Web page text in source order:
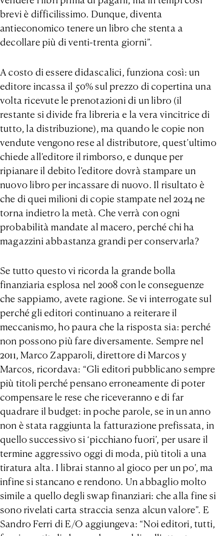
brevi è difficilissimo. Dunque, diventa
antieconomico tenere un libro che stenta a
decollare più di venti-trenta giorni”.
A costo di essere didascalici, funziona così: un
editore incassa il 50% sul prezzo di copertina una
volta ricevute le prenotazioni di un libro (il
restante si divide fra libreria e la vera vincitrice di
tutto, la distribuzione), ma quando le copie non
vendute vengono rese al distributore, quest’ultimo
chiede all’editore il rimborso, e dunque per
ripianare il debito l’editore dovrà stampare un
nuovo libro per incassare di nuovo. Il risultato è
che di quei milioni di copie stampate nel 2024 ne
torna indietro la metà. Che verrà con ogni
probabilità mandate al macero, perché chi ha
magazzini abbastanza grandi per conservarla?
Se tutto questo vi ricorda la grande bolla
finanziaria esplosa nel 2008 con le conseguenze
che sappiamo, avete ragione. Se vi interrogate sul
perché gli editori continuano a reiterare il
meccanismo, ho paura che la risposta sia: perché
non possono più fare diversamente. Sempre nel
2011, Marco Zapparoli, direttore di Marcos y
Marcos, ricordava: “Gli editori pubblicano sempre
più titoli perché pensano erroneamente di poter
compensare le rese che riceveranno e di far
quadrare il budget: in poche parole, se in un anno
non è stata raggiunta la fatturazione prefissata, in
quello successivo si ‘picchiano fuori’, per usare il
termine aggressivo oggi di moda, più titoli a una
tiratura alta. I librai stanno al gioco per un po’, ma
infine si stancano e rendono. Un abbaglio molto
simile a quello degli swap finanziari: che alla fine si
sono rivelati carta straccia senza alcun valore”. E
Sandro Ferri di E/O aggiungeva: “Noi editori, tutti,